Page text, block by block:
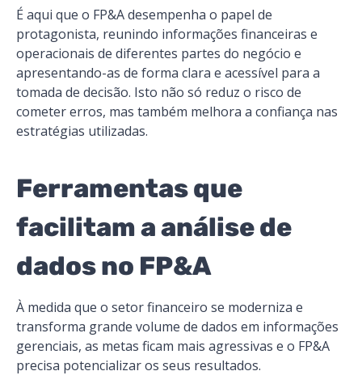
É aqui que o FP&A desempenha o papel de
protagonista, reunindo informações financeiras e
operacionais de diferentes partes do negócio e
apresentando-as de forma clara e acessível para a
tomada de decisão. Isto não só reduz o risco de
cometer erros, mas também melhora a confiança nas
estratégias utilizadas.
Ferramentas que
facilitam a análise de
dados no FP&A
À medida que o setor financeiro se moderniza e
transforma grande volume de dados em informações
gerenciais, as metas ficam mais agressivas e o FP&A
precisa potencializar os seus resultados.